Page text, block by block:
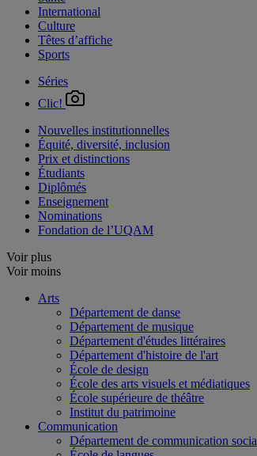
International
Culture
Têtes d’affiche
Sports
Séries
Clic!
Nouvelles institutionnelles
Équité, diversité, inclusion
Prix et distinctions
Étudiants
Diplômés
Enseignement
Nominations
Fondation de l’UQAM
Voir plus
Voir moins
Arts
Département de danse
Département de musique
Département d'études littéraires
Département d'histoire de l'art
École de design
École des arts visuels et médiatiques
École supérieure de théâtre
Institut du patrimoine
Communication
Département de communication